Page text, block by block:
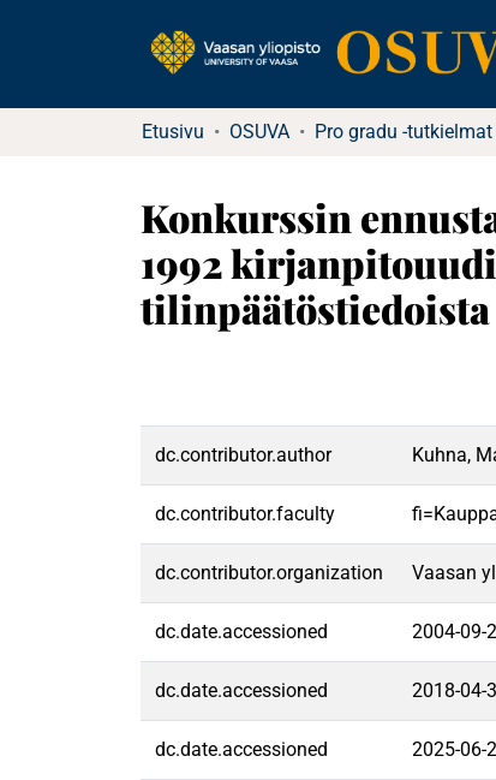
Etusivu OSUVA
Konkurssin
1992
tilinpäätöstiedoista
dc.contributor.author Kuhna,
dc.contributor.faculty
dc.contributor.organization Vaasan
dc.date.accessioned 2004-09-
dc.date.accessioned 2018-04-
dc.date.accessioned 2025-06-